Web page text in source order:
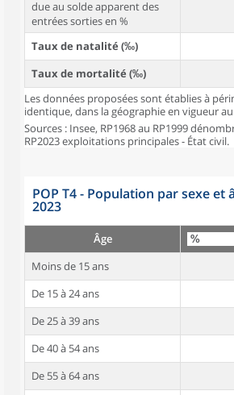
due au solde apparent des
entrées sorties en %
Taux de natalité (‰)
Taux de mortalité (‰)
Les données proposées sont établies à
identique, dans la géographie en vigueur
Sources : Insee, RP1968 au RP1999
RP2023 exploitations principales - État civil.
POP T4 - Population par sexe et
2023
Âge
Moins de 15 ans
De 15 à 24 ans
De 25 à 39 ans
De 40 à 54 ans
De 55 à 64 ans